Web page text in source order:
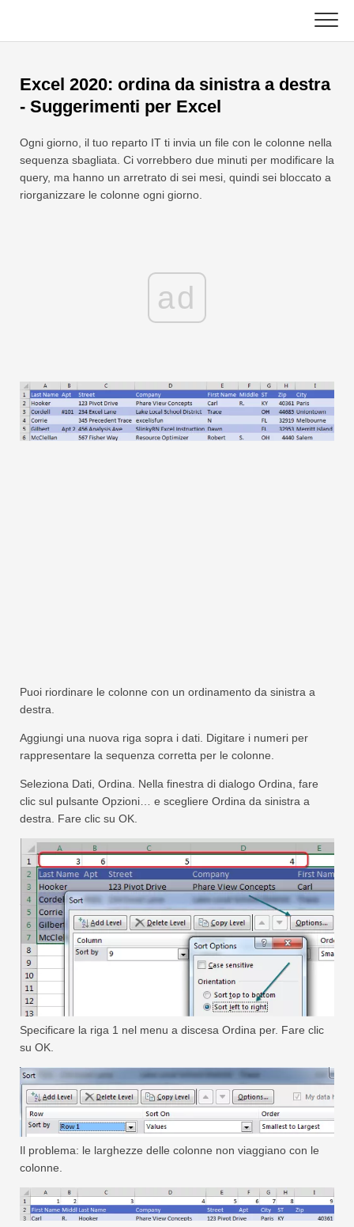
content
Funzioni Excel
Grafico
Suggerimenti su Excel
Tabella pivot
TechTV
C ++
DSA
Excel 2020: ordina da sinistra a destra
- Suggerimenti per Excel
Ogni giorno, il tuo reparto IT ti invia un file con le colonne nella
sequenza sbagliata. Ci vorrebbero due minuti per modificare la
query, ma hanno un arretrato di sei mesi, quindi sei bloccato a
riorganizzare le colonne ogni giorno.
ad
Puoi riordinare le colonne con un ordinamento da sinistra a
destra.
Aggiungi una nuova riga sopra i dati. Digitare i numeri per
rappresentare la sequenza corretta per le colonne.
Seleziona Dati, Ordina. Nella finestra di dialogo Ordina, fare
clic sul pulsante Opzioni… e scegliere Ordina da sinistra a
destra. Fare clic su OK.
Specificare la riga 1 nel menu a discesa Ordina per. Fare clic
su OK.
Il problema: le larghezze delle colonne non viaggiano con le
colonne.